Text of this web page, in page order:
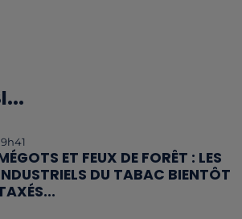
ET FEUX DE FORÊT : LES
DU TABAC BIENTÔT